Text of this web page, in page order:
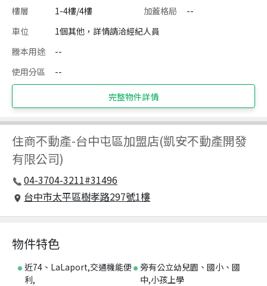
樓層
1-4樓/4樓 加蓋格局
--
車位
1個其他，詳情請洽經紀人員
謄本用途
--
使用分區
--
完整物件詳情
住商不動產-台中屯區加盟店(凱安不動產開發
有限公司)
04-3704-3211#31496
台中市太平區樹孝路297號1樓
物件特色
近74、LaLaport,交通機能便
利,
旁有公立幼兒園、國小、國
中,小孩上學